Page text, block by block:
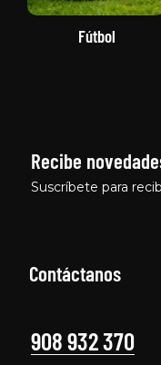
Fútbol
Recibe
Suscríbete para
Contáctanos
908 932 370